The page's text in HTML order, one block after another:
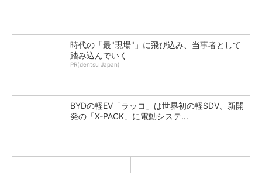
時代の「最"現場"」に飛び込み、当事者として
踏み込んでいく
PR(dentsu Japan)
BYDの軽EV「ラッコ」は世界初の軽SDV、新開
発の「X-PACK」に電動システ...